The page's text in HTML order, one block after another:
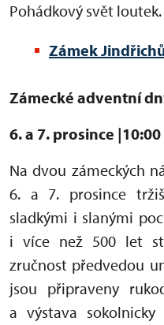
Pohádkový svět loutek.
Zámek
Zámecké adventní
6. a 7. prosince |10:00
Na dvou zámeckých
6. a 7. prosince
sladkými i slanými
i více než 500 let
zručnost předvedou
jsou připraveny
a výstava